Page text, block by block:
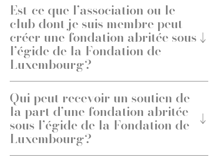
Est-ce que l’association ou le
club dont je suis membre peut
créer une fondation abritée sous
l’égide de la Fondation de
Luxembourg?
Qui peut recevoir un soutien de
la part d’une fondation abritée
sous l’égide de la Fondation de
Luxembourg?